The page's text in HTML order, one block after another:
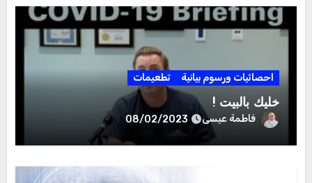
احصائيات ورسوم بيانية تطعيمات
خليك بالبيت !
فاطمة عيسى 08/02/2023